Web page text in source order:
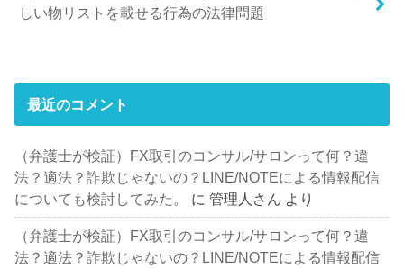
しい物リストを載せる行為の法律問題
最近のコメント
（弁護士が検証）FX取引のコンサル/サロンって何？違
法？適法？詐欺じゃないの？LINE/NOTEによる情報配信
についても検討してみた。
に管理人さん より
（弁護士が検証）FX取引のコンサル/サロンって何？違
法？適法？詐欺じゃないの？LINE/NOTEによる情報配信